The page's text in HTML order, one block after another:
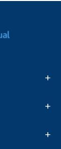
+
+
+